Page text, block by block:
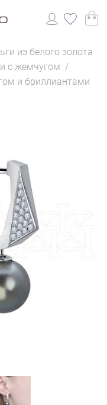
из белого золота
с жемчугом /
и бриллиантами